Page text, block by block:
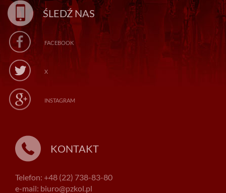
ŚLEDŹ NAS
FACEBOOK
X
INSTAGRAM
KONTAKT
Telefon: +48 (22) 738-83-80
e-mail: biuro@pzkol.pl